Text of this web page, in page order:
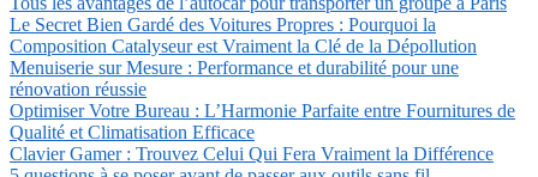
Le Secret Bien Gardé des Voitures Propres : Pourquoi la
Composition Catalyseur est Vraiment la Clé de la Dépollution
Menuiserie sur Mesure : Performance et durabilité pour une
rénovation réussie
Optimiser Votre Bureau : L’Harmonie Parfaite entre Fournitures de
Qualité et Climatisation Efficace
Clavier Gamer : Trouvez Celui Qui Fera Vraiment la Différence